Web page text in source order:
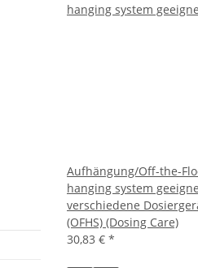
Aufhängung/Off-the-
hanging system
verschiedene
(OFHS) (Dosing Care)
30,83 € *